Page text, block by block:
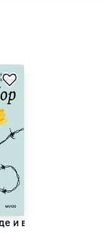
и внутренней силе